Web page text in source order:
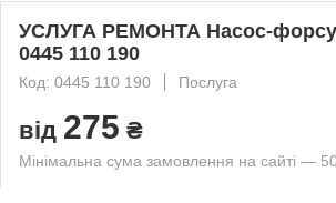
УСЛУГА РЕМОНТА Насос-
0445 110 190
Код: 0445 110 190 Послуга
від 275 ₴
Мінімальна сума замовлення на сайті —